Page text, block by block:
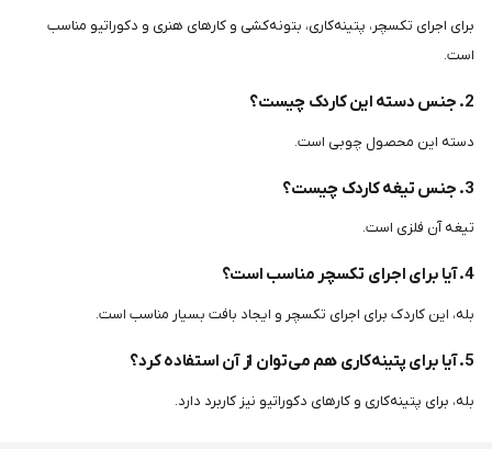
برای اجرای تکسچر، پتینه‌کاری، بتونه‌کشی و کارهای هنری و دکوراتیو مناسب
است.
2. جنس دسته این کاردک چیست؟
دسته این محصول چوبی است.
3. جنس تیغه کاردک چیست؟
تیغه آن فلزی است.
4. آیا برای اجرای تکسچر مناسب است؟
بله، این کاردک برای اجرای تکسچر و ایجاد بافت بسیار مناسب است.
5. آیا برای پتینه‌کاری هم می‌توان از آن استفاده کرد؟
بله، برای پتینه‌کاری و کارهای دکوراتیو نیز کاربرد دارد.